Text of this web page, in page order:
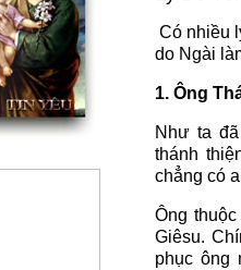
Có nhiều
do Ngài
1. Ông
Như ta
thánh
chẳng có
Ông
Giêsu.
phục ông